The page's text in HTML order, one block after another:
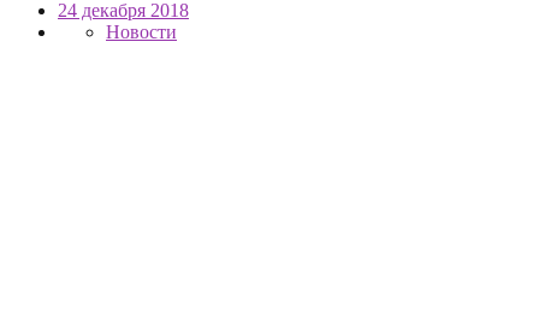
24 декабря 2018
Новости